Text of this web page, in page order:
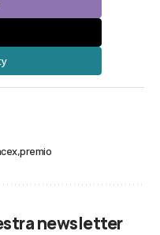
premio
newsletter